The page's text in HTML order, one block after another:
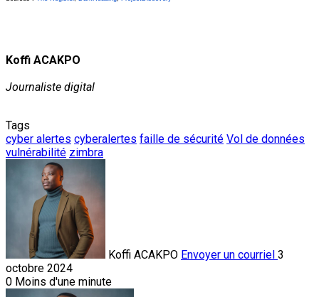
Koffi ACAKPO
Journaliste digital
Tags
cyber alertes cyberalertes faille de sécurité Vol de données
vulnérabilité zimbra
Koffi ACAKPO Envoyer un courriel 3
octobre 2024
0 Moins d'une minute